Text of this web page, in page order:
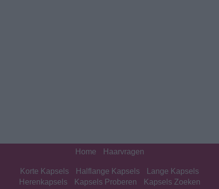
Home Haarvragen
Korte Kapsels Halflange Kapsels
Lange Kapsels
Herenkapsels
Kapsels Proberen Kapsels Zoeken